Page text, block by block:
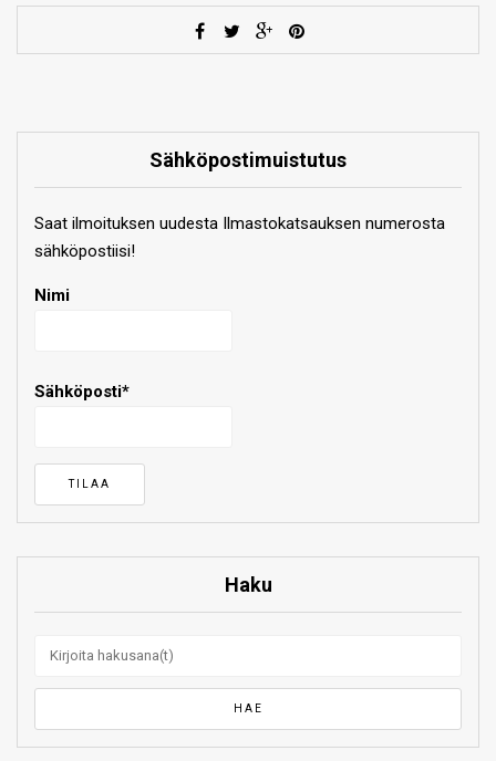
Sähköpostimuistutus
Saat ilmoituksen uudesta Ilmastokatsauksen numerosta
sähköpostiisi!
Nimi
Sähköposti*
Haku